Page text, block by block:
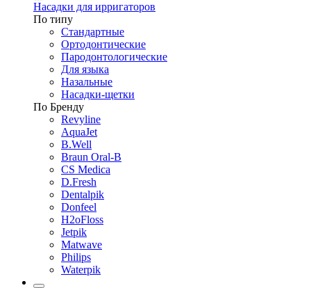
Насадки для ирригаторов
По типу
Стандартные
Ортодонтические
Пародонтологические
Для языка
Назальные
Насадки-щетки
По Бренду
Revyline
AquaJet
B.Well
Braun Oral-B
CS Medica
D.Fresh
Dentalpik
Donfeel
H2oFloss
Jetpik
Matwave
Philips
Waterpik